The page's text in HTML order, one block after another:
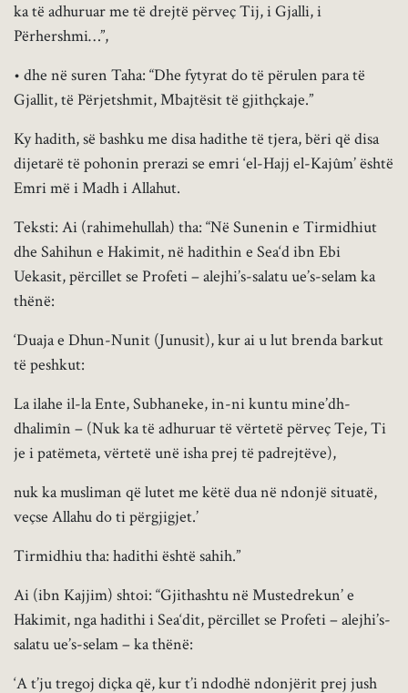
ka të adhuruar me të drejtë përveç Tij, i Gjalli, i
Përhershmi…”,
• dhe në suren Taha: “Dhe fytyrat do të përulen para të
Gjallit, të Përjetshmit, Mbajtësit të gjithçkaje.”
Ky hadith, së bashku me disa hadithe të tjera, bëri që disa
dijetarë të pohonin prerazi se emri ‘el-Hajj el-Kajûm’ është
Emri më i Madh i Allahut.
Teksti: Ai (rahimehullah) tha: “Në Sunenin e Tirmidhiut
dhe Sahihun e Hakimit, në hadithin e Sea‘d ibn Ebi
Uekasit, përcillet se Profeti – alejhi’s-salatu ue’s-selam ka
thënë:
‘Duaja e Dhun-Nunit (Junusit), kur ai u lut brenda barkut
të peshkut:
La ilahe il-la Ente, Subhaneke, in-ni kuntu mine’dh-
dhalimîn – (Nuk ka të adhuruar të vërtetë përveç Teje, Ti
je i patëmeta, vërtetë unë isha prej të padrejtëve),
nuk ka musliman që lutet me këtë dua në ndonjë situatë,
veçse Allahu do ti përgjigjet.’
Tirmidhiu tha: hadithi është sahih.”
Ai (ibn Kajjim) shtoi: “Gjithashtu në Mustedrekun’ e
Hakimit, nga hadithi i Sea‘dit, përcillet se Profeti – alejhi’s-
salatu ue’s-selam – ka thënë:
‘A t’ju tregoj diçka që, kur t’i ndodhë ndonjërit prej jush